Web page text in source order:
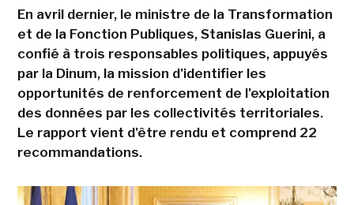
En avril dernier, le ministre de la Transformation
et de la Fonction Publiques, Stanislas Guerini, a
confié à trois responsables politiques, appuyés
par la Dinum, la mission d'identifier les
opportunités de renforcement de l'exploitation
des données par les collectivités territoriales.
Le rapport vient d'être rendu et comprend 22
recommandations.